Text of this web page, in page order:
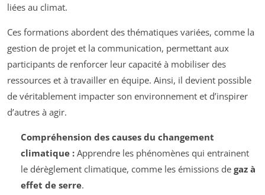
liées au climat.
Ces formations abordent des thématiques variées, comme la
gestion de projet et la communication, permettant aux
participants de renforcer leur capacité à mobiliser des
ressources et à travailler en équipe. Ainsi, il devient possible
de véritablement impacter son environnement et d’inspirer
d’autres à agir.
Compréhension des causes du changement
climatique :Apprendre les phénomènes qui entrainent
le dérèglement climatique, comme les émissions de gaz à
effet de serre.